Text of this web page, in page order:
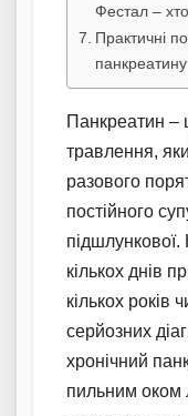
Фестал –
Практичні
панкреатину
Панкреатин –
травлення,
разового
постійного
підшлункової.
кількох днів
кількох років
серйозних
хронічний
пильним оком